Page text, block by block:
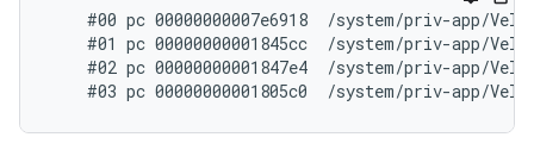
#00 pc 00000000007e6918  /system/priv-app/
#01 pc 00000000001845cc  /system/priv-app/
#02 pc 00000000001847e4  /system/priv-app/